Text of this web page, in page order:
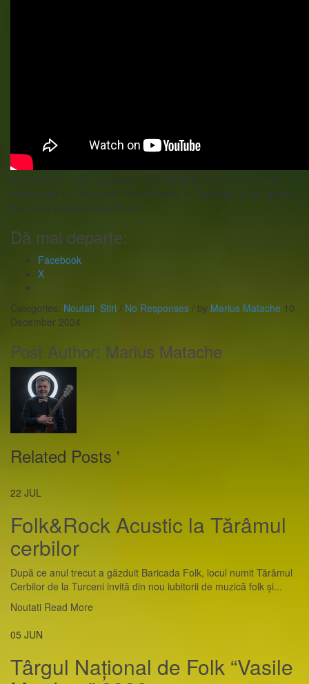
Evenimentul este organizat de Primăria Gura Humorului, în
parteneriat cu Asociația Folkul Acasa În Realitate și cu sprijinul
Bucovina Outdoor Adventure.
Dă mai departe:
Facebook
X
Categories: Noutati, Stiri / No Responses / by Marius Matache 10
December 2024
Post Author: Marius Matache
Related Posts '
22 JUL
Folk&Rock Acustic la Tărâmul
cerbilor
După ce anul trecut a găzduit Baricada Folk, locul numit Tărâmul
Cerbilor de la Turceni invită din nou iubitorii de muzică folk și...
Noutati Read More
05 JUN
Târgul Național de Folk “Vasile